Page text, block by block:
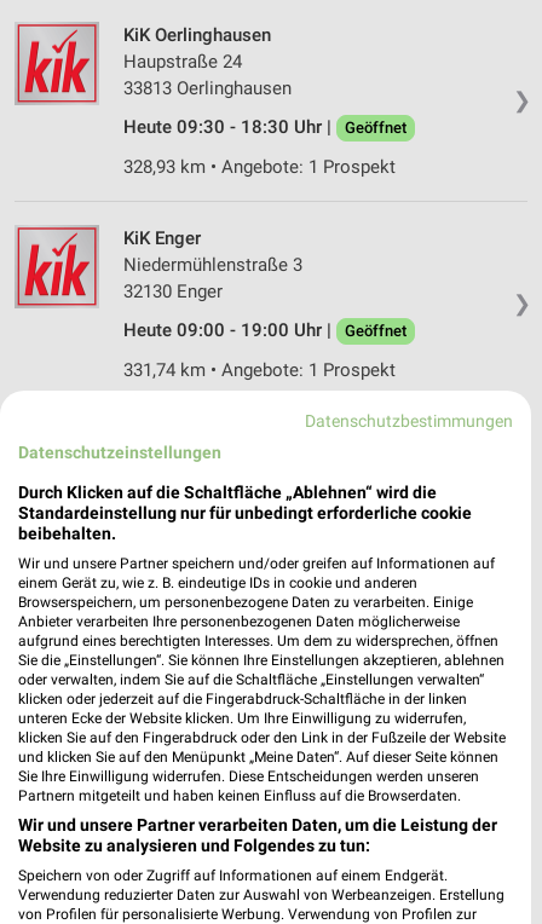
❯
KiK Oerlinghausen
Haupstraße 24
33813 Oerlinghausen
Heute 09:30 - 18:30 Uhr |
Geöffnet
328,93 km • Angebote: 1 Prospekt
❯
KiK Enger
Niedermühlenstraße 3
32130 Enger
Heute 09:00 - 19:00 Uhr |
Geöffnet
331,74 km • Angebote: 1 Prospekt
KiK Schloss Holte Stukenbrock
Lüchtenstraße 59
33758 Schloss Holte Stukenbrock
330,76 km • Angebote: 1 Prospekt
KiK Herford Innenstadt
Werrestraße 74
32049 Herford Innenstadt
Heute 09:00 - 20:00 Uhr | Geöffnet
324,30 km • Angebote: 1 Prospekt
KiK Gütersloh
Grüne Straße 24b
33330 Gütersloh
Datenschutzbestimmungen
Datenschutzeinstellungen
Durch Klicken auf die Schaltfläche „Ablehnen“ wird die
Standardeinstellung nur für unbedingt erforderliche cookie
beibehalten.
Wir und unsere Partner speichern und/oder greifen auf Informationen auf
einem Gerät zu, wie z. B. eindeutige IDs in cookie und anderen
Browserspeichern, um personenbezogene Daten zu verarbeiten. Einige
Anbieter verarbeiten Ihre personenbezogenen Daten möglicherweise
aufgrund eines berechtigten Interesses. Um dem zu widersprechen, öffnen
Sie die „Einstellungen“. Sie können Ihre Einstellungen akzeptieren, ablehnen
oder verwalten, indem Sie auf die Schaltfläche „Einstellungen verwalten“
klicken oder jederzeit auf die Fingerabdruck-Schaltfläche in der linken
unteren Ecke der Website klicken. Um Ihre Einwilligung zu widerrufen,
klicken Sie auf den Fingerabdruck oder den Link in der Fußzeile der Website
und klicken Sie auf den Menüpunkt „Meine Daten“. Auf dieser Seite können
Sie Ihre Einwilligung widerrufen. Diese Entscheidungen werden unseren
Partnern mitgeteilt und haben keinen Einfluss auf die Browserdaten.
Wir und unsere Partner verarbeiten Daten, um die Leistung der
Website zu analysieren und Folgendes zu tun:
Speichern von oder Zugriff auf Informationen auf einem Endgerät.
Verwendung reduzierter Daten zur Auswahl von Werbeanzeigen. Erstellung
von Profilen für personalisierte Werbung. Verwendung von Profilen zur